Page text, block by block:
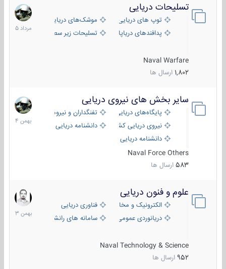
تسلیحات دریایی
توپ های دریایی
موشک‌های دریایی
پدافندهای دریاپایه
تسلیحات زیر سطحی
Naval Warfare
1,802 ارسال ها
2
مرداد
1405
سایر بخش های نیروی دریایی
پایگاه‌های دریایی
تفنگداران و نیروهای ویژه‌ی دریایی
نیروی دریایی کشورهای مختلفدانشنامه دریایی
دانشنامه دریایی کپی
Naval Force Others
583 ارسال ها
22
بهمن
1404
علوم و فنون دریایی
الکترونیک و مخابرات دریاییفناوری دریایی
دریانوردی عمومی
سامانه های رانشی دریایی
Naval Technology & Science
952 ارسال ها
6
بهمن
1403